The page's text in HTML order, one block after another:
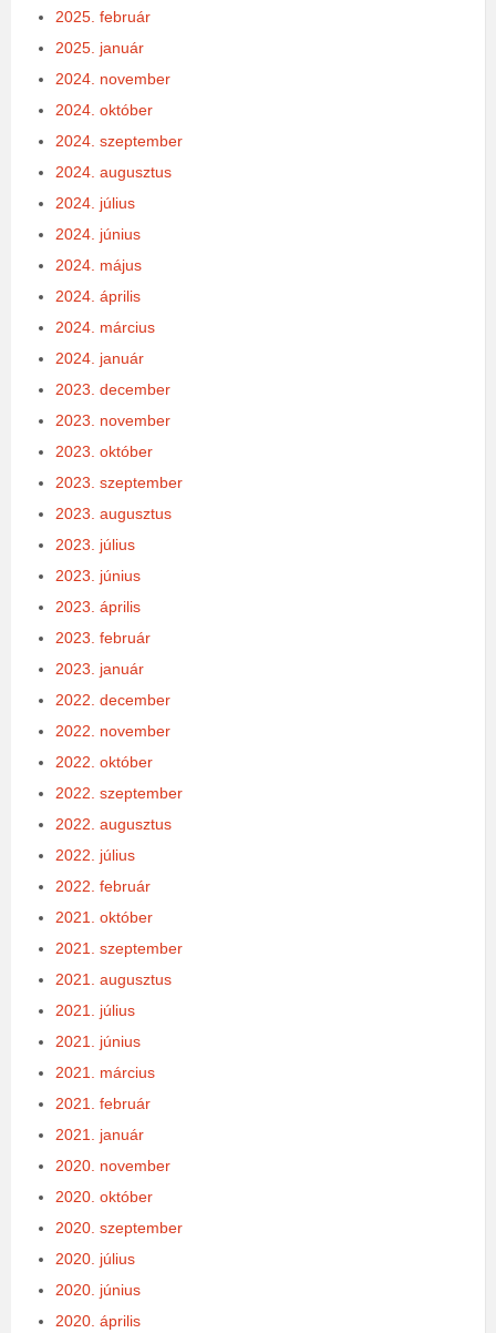
2025. február
2025. január
2024. november
2024. október
2024. szeptember
2024. augusztus
2024. július
2024. június
2024. május
2024. április
2024. március
2024. január
2023. december
2023. november
2023. október
2023. szeptember
2023. augusztus
2023. július
2023. június
2023. április
2023. február
2023. január
2022. december
2022. november
2022. október
2022. szeptember
2022. augusztus
2022. július
2022. február
2021. október
2021. szeptember
2021. augusztus
2021. július
2021. június
2021. március
2021. február
2021. január
2020. november
2020. október
2020. szeptember
2020. július
2020. június
2020. április